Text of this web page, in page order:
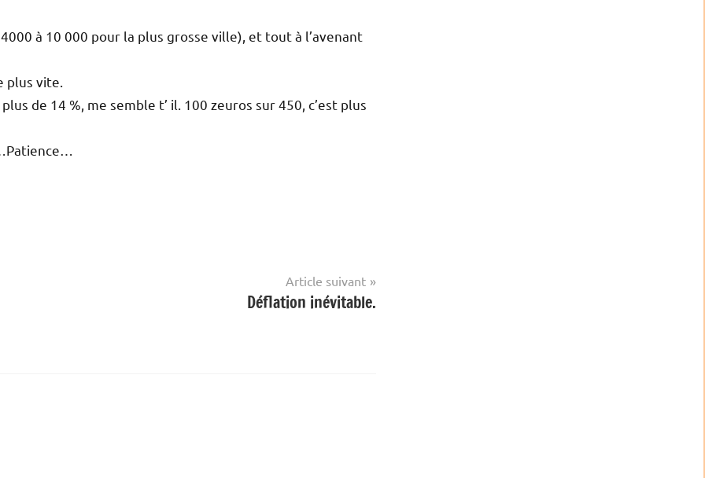
à 10 000 pour la plus grosse ville), et tout à l’avenant
vite.
de 14 %, me semble t’ il. 100 zeuros sur 450, c’est plus
Article suivant
Déflation inévitable.